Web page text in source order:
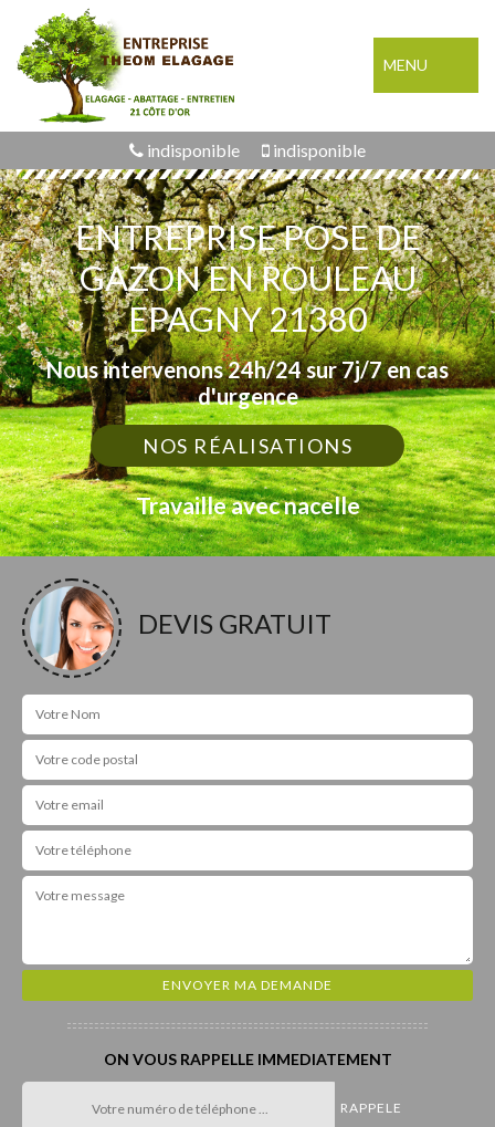
MENU
indisponible indisponible
ENTREPRISE POSE DE
GAZON EN ROULEAU
EPAGNY 21380
Nous intervenons 24h/24 sur 7j/7 en cas
d'urgence
NOS RÉALISATIONS
Travaille avec nacelle
DEVIS GRATUIT
ON VOUS RAPPELLE IMMEDIATEMENT